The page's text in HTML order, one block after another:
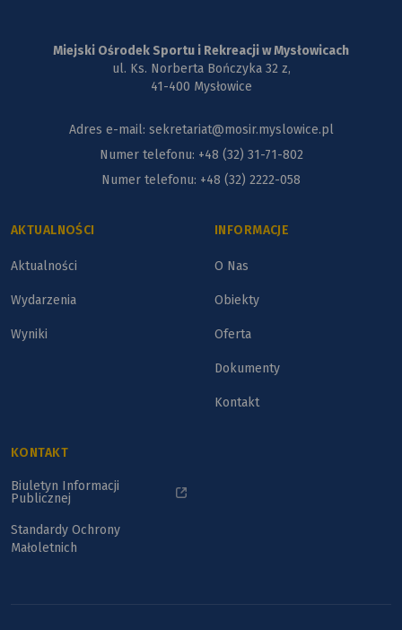
Miejski Ośrodek Sportu i Rekreacji w Mysłowicach
ul. Ks. Norberta Bończyka 32 z,
41-400 Mysłowice
Adres e-mail: sekretariat@mosir.myslowice.pl
Numer telefonu: +48 (32) 31-71-802
Numer telefonu: +48 (32) 2222-058
AKTUALNOŚCI
Aktualności
Wydarzenia
Wyniki
INFORMACJE
O Nas
Obiekty
Oferta
Dokumenty
Kontakt
KONTAKT
Biuletyn Informacji
Publicznej
Standardy Ochrony
Małoletnich